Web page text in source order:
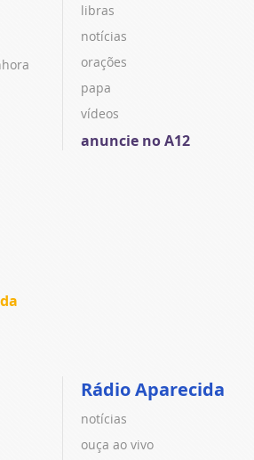
libras
notícias
orações
papa
vídeos
anuncie no A12
Rádio Aparecida
notícias
ouça ao vivo